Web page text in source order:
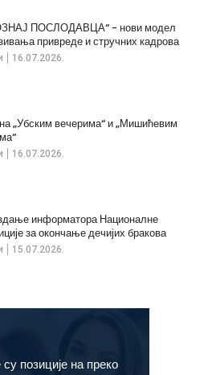
16.07.2026.
ПОСЛОДАВЦА“ - нови модел
привреде и стручних кадрова
16.07.2026.
„Убским вечерима“ и „Мишићевим
15.07.2026.
информатора Националне
за окончање дечијих бракова
позиције на преко